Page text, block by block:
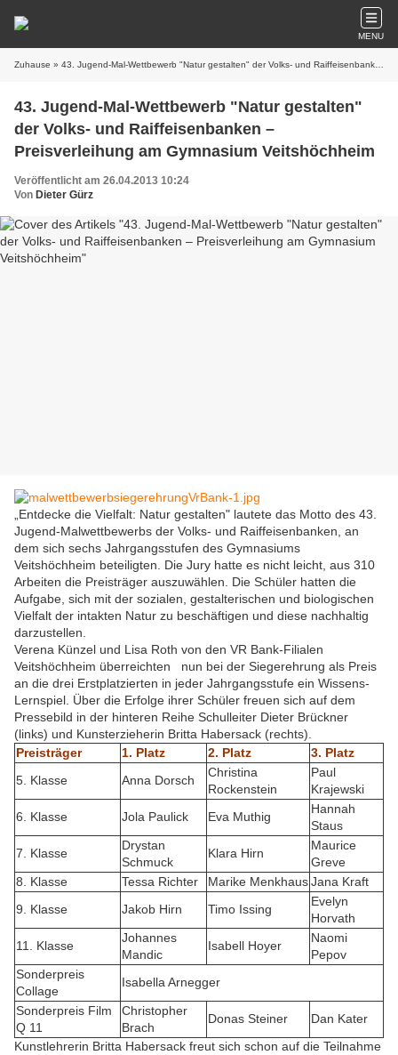
MENU
Zuhause » 43. Jugend-Mal-Wettbewerb "Natur gestalten" der Volks- und Raiffeisenbanken – Preisverleihung am Gymnasium Veitshöchheim
43. Jugend-Mal-Wettbewerb "Natur gestalten"
der Volks- und Raiffeisenbanken –
Preisverleihung am Gymnasium Veitshöchheim
Veröffentlicht am 26.04.2013 10:24
Von Dieter Gürz
„Entdecke die Vielfalt: Natur gestalten" lautete das Motto des 43.
Jugend-Malwettbewerbs der Volks- und Raiffeisenbanken, an
dem sich sechs Jahrgangsstufen des Gymnasiums
Veitshöchheim beteiligten. Die Jury hatte es nicht leicht, aus 310
Arbeiten die Preisträger auszuwählen. Die Schüler hatten die
Aufgabe, sich mit der sozialen, gestalterischen und biologischen
Vielfalt der intakten Natur zu beschäftigen und diese nachhaltig
darzustellen.
Verena Künzel und Lisa Roth von den VR Bank-Filialen
Veitshöchheim überreichten nun bei der Siegerehrung als Preis
an die drei Erstplatzierten in jeder Jahrgangsstufe ein Wissens-
Lernspiel. Über die Erfolge ihrer Schüler freuen sich auf dem
Pressebild in der hinteren Reihe Schulleiter Dieter Brückner
(links) und Kunsterzieherin Britta Habersack (rechts).
Preisträger
1. Platz 2. Platz
3. Platz
5. Klasse
Anna Dorsch
Christina
Rockenstein
Paul
Krajewski
6. Klasse
Jola Paulick Eva Muthig
Hannah
Staus
7. Klasse
Drystan
Schmuck
Klara Hirn
Maurice
Greve
8. Klasse
Tessa Richter Marike MenkhausJana Kraft
9. Klasse
Jakob Hirn Timo Issing
Evelyn
Horvath
11. Klasse
Johannes
Mandic
Isabell Hoyer
Naomi
Pepov
Sonderpreis
Collage
Isabella Arnegger
Sonderpreis Film
Q 11
Christopher
Brach
Donas Steiner
Dan Kater
Kunstlehrerin Britta Habersack freut sich schon auf die Teilnahme